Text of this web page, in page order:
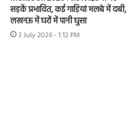
सड़कें प्रभावित, कई गाड़ियां मलबे में दबी,
लखनऊ में घरों में पानी घुसा
3 July 2026 - 1:12 PM